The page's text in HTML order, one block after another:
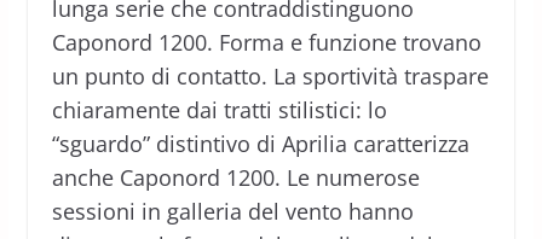
lunga serie che contraddistinguono
Caponord 1200. Forma e funzione trovano
un punto di contatto. La sportività traspare
chiaramente dai tratti stilistici: lo
“sguardo” distintivo di Aprilia caratterizza
anche Caponord 1200. Le numerose
sessioni in galleria del vento hanno